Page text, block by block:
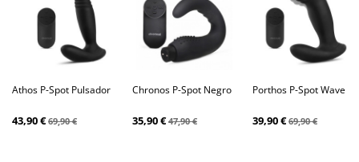
Athos P-Spot Pulsador
43,90 €69,90 €
Chronos P-Spot Negro
35,90 €47,90 €
Porthos P-Spot Wave
39,90 €69,90 €